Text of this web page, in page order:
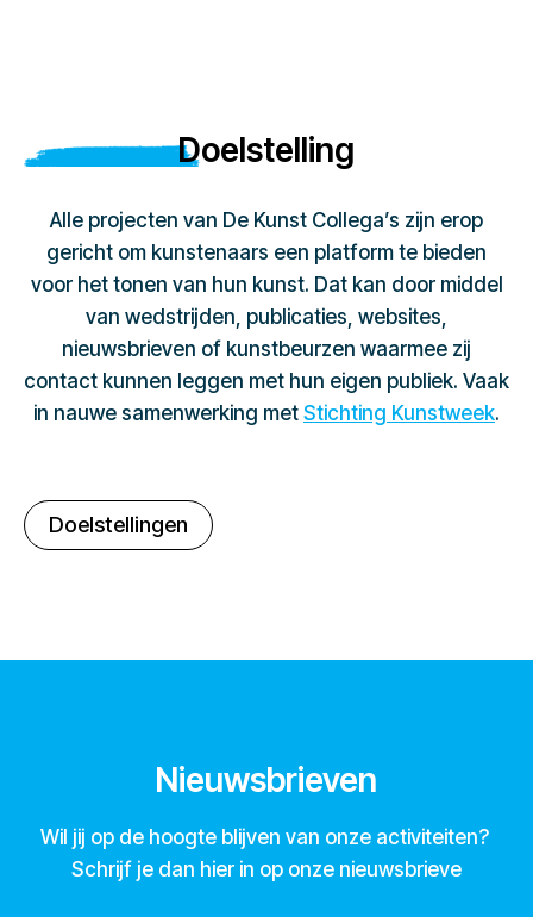
Doelstelling
Alle projecten van De Kunst Collega’s zijn erop
gericht om kunstenaars een platform te bieden
voor het tonen van hun kunst. Dat kan door middel
van wedstrijden, publicaties, websites,
nieuwsbrieven of kunstbeurzen waarmee zij
contact kunnen leggen met hun eigen publiek. Vaak
in nauwe samenwerking met Stichting Kunstweek.
Doelstellingen
Nieuwsbrieven
Wil jij op de hoogte blijven van onze activiteiten?
Schrijf je dan hier in op onze nieuwsbrieve